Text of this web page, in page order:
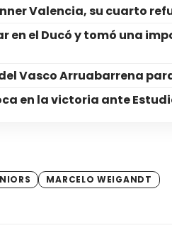
Valencia, su cuarto
en el Ducó y tomó una
Vasco Arruabarrena
en la victoria ante
MARCELO WEIGANDT